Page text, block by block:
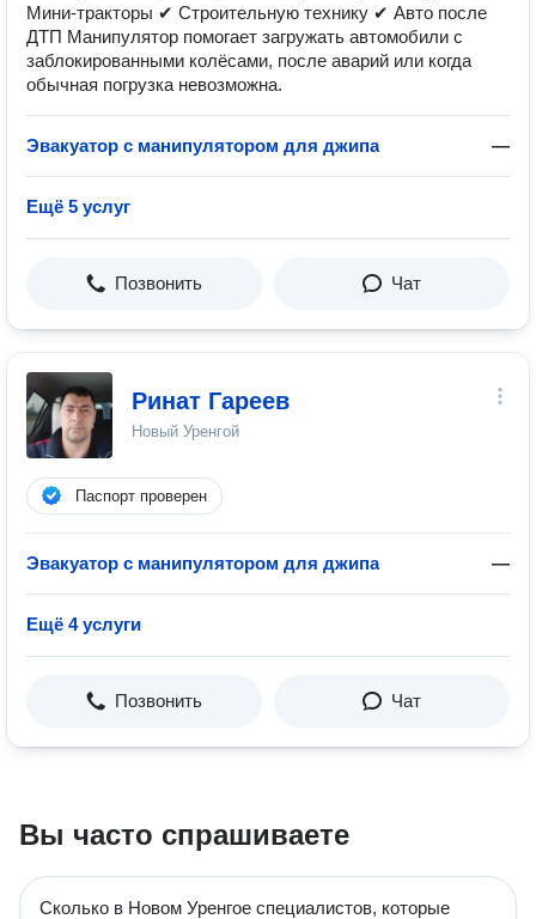
Мини-тракторы ✔ Строительную технику ✔ Авто после
ДТП Манипулятор помогает загружать автомобили с
заблокированными колёсами, после аварий или когда
обычная погрузка невозможна.
Эвакуатор с манипулятором для джипа —
Ещё 5 услуг
Позвонить Чат
Ринат Гареев
Новый Уренгой
Паспорт проверен
Эвакуатор с манипулятором для джипа —
Ещё 4 услуги
Позвонить Чат
Вы часто спрашиваете
Сколько в Новом Уренгое специалистов, которые